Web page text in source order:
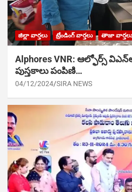
జిల్లా వార్తలు ట్రేండింగ్ వార్తలు తాజా వార్తలు
Alphores VNR: ఆల్ఫోర్స్
పుస్తకాలు పంపిణి…
04/12/2024 SIRA NEWS